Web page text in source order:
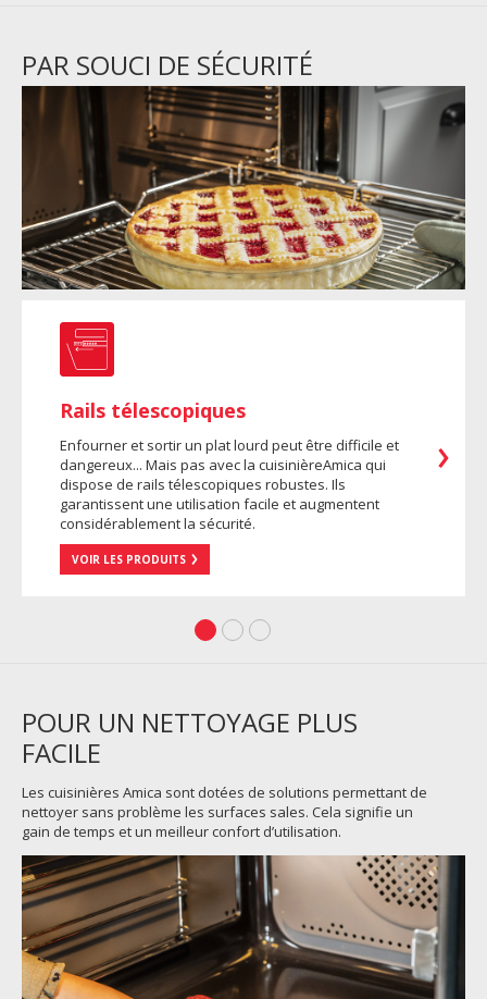
PAR SOUCI DE SÉCURITÉ
Rails télescopiques
Enfourner et sortir un plat lourd peut être difficile et
dangereux... Mais pas avec la cuisinièreAmica qui
dispose de rails télescopiques robustes. Ils
garantissent une utilisation facile et augmentent
considérablement la sécurité.
VOIR LES PRODUITS
POUR UN NETTOYAGE PLUS
FACILE
Les cuisinières Amica sont dotées de solutions permettant de
nettoyer sans problème les surfaces sales. Cela signifie un
gain de temps et un meilleur confort d’utilisation.